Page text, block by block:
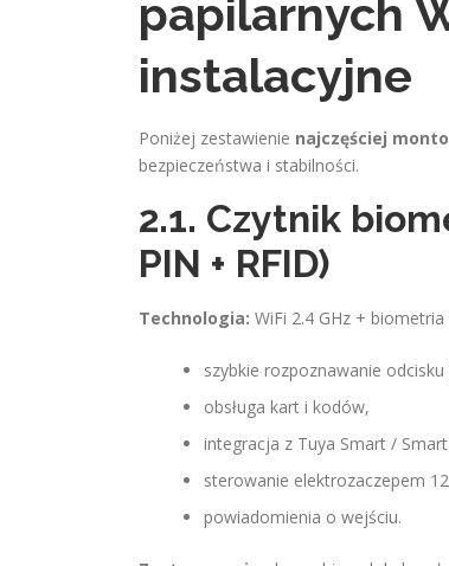
papilarnych
instalacyjne
Poniżej zestawienie najczęściej
bezpieczeństwa i stabilności.
2.1. Czytnik
PIN + RFID)
Technologia: WiFi 2.4 GHz +
szybkie rozpoznawanie odcisku
obsługa kart i kodów,
integracja z Tuya Smart /
sterowanie elektrozaczepem
powiadomienia o wejściu.